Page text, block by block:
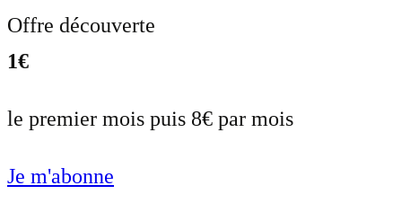
Offre découverte
1€
le premier mois puis 8€ par mois
Je m'abonne